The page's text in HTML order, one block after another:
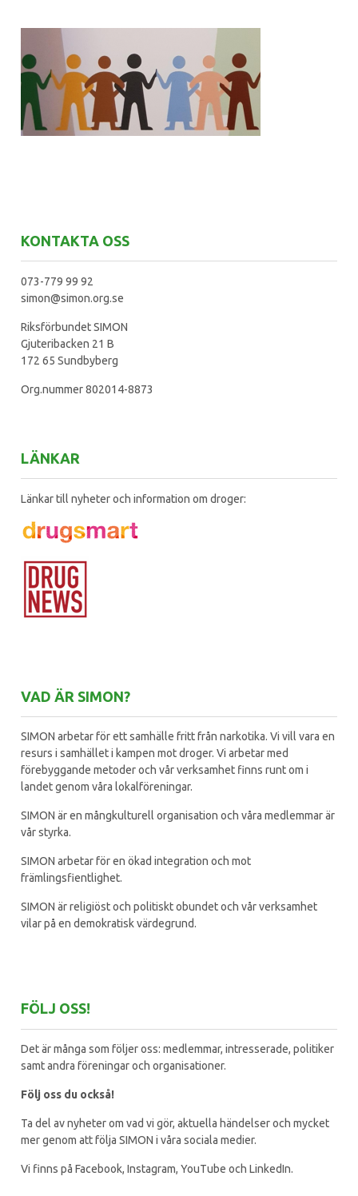
KONTAKTA OSS
073-779 99 92
simon@simon.org.se
Riksförbundet SIMON
Gjuteribacken 21 B
172 65 Sundbyberg
Org.nummer 802014-8873
LÄNKAR
Länkar till nyheter och information om droger:
VAD ÄR SIMON?
SIMON arbetar för ett samhälle fritt från narkotika. Vi vill vara en
resurs i samhället i kampen mot droger. Vi arbetar med
förebyggande metoder och vår verksamhet finns runt om i
landet genom våra lokalföreningar.
SIMON är en mångkulturell organisation och våra medlemmar är
vår styrka.
SIMON arbetar för en ökad integration och mot
främlingsfientlighet.
SIMON är religiöst och politiskt obundet och vår verksamhet
vilar på en demokratisk värdegrund.
FÖLJ OSS!
Det är många som följer oss: medlemmar, intresserade, politiker
samt andra föreningar och organisationer.
Följ oss du också!
Ta del av nyheter om vad vi gör, aktuella händelser och mycket
mer genom att följa SIMON i våra sociala medier.
Vi finns på Facebook, Instagram, YouTube och LinkedIn.